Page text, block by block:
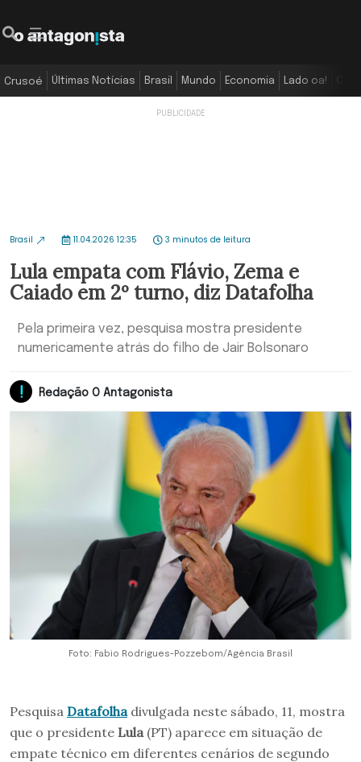
Crusoé Últimas Notícias Brasil Mundo Economia Lado oa!
Brasil 11.04.2026 12:35 3 minutos de leitura
Lula empata com Flávio, Zema e
Caiado em 2º turno, diz Datafolha
Pela primeira vez, pesquisa mostra presidente
numericamente atrás do filho de Jair Bolsonaro
Redação O Antagonista
Foto: Fabio Rodrigues-Pozzebom/Agência Brasil
Pesquisa Datafolhadivulgada neste sábado, 11, mostra
que o presidente Lula (PT) aparece em situação de
empate técnico em diferentes cenários de segundo